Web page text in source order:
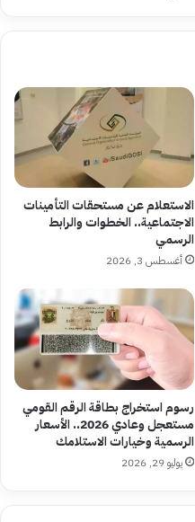
الاستعلام عن مستحقات التأمينات
الاجتماعية.. الخطوات والرابط
الرسمي
أغسطس 3, 2026
رسوم استخراج بطاقة الرقم القومي
مستعجل وعادي 2026.. الأسعار
الرسمية وخيارات الاستلامك
يوليو 29, 2026